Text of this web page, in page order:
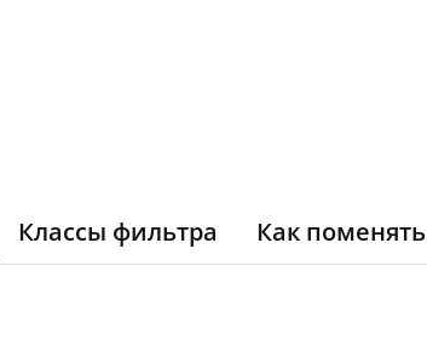
Классы фильтра Как поменять